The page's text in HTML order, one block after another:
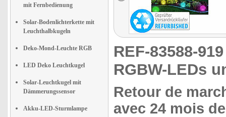
mit Fernbedienung
Solar-Bodenlichterkette mit
Leuchthalbkugeln
Deko-Mond-Leuchte RGB
LED Deko Leuchtkugel
Solar-Leuchtkugel mit
Dämmerungssensor
Akku-LED-Sturmlampe
REF-83588-
RGBW-LEDs
Retour de
avec 24 mois